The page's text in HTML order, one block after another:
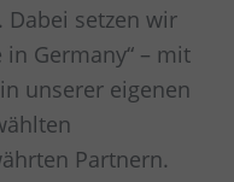
Dabei setzen wir
Germany“ – mit
unserer eigenen
Partnern.